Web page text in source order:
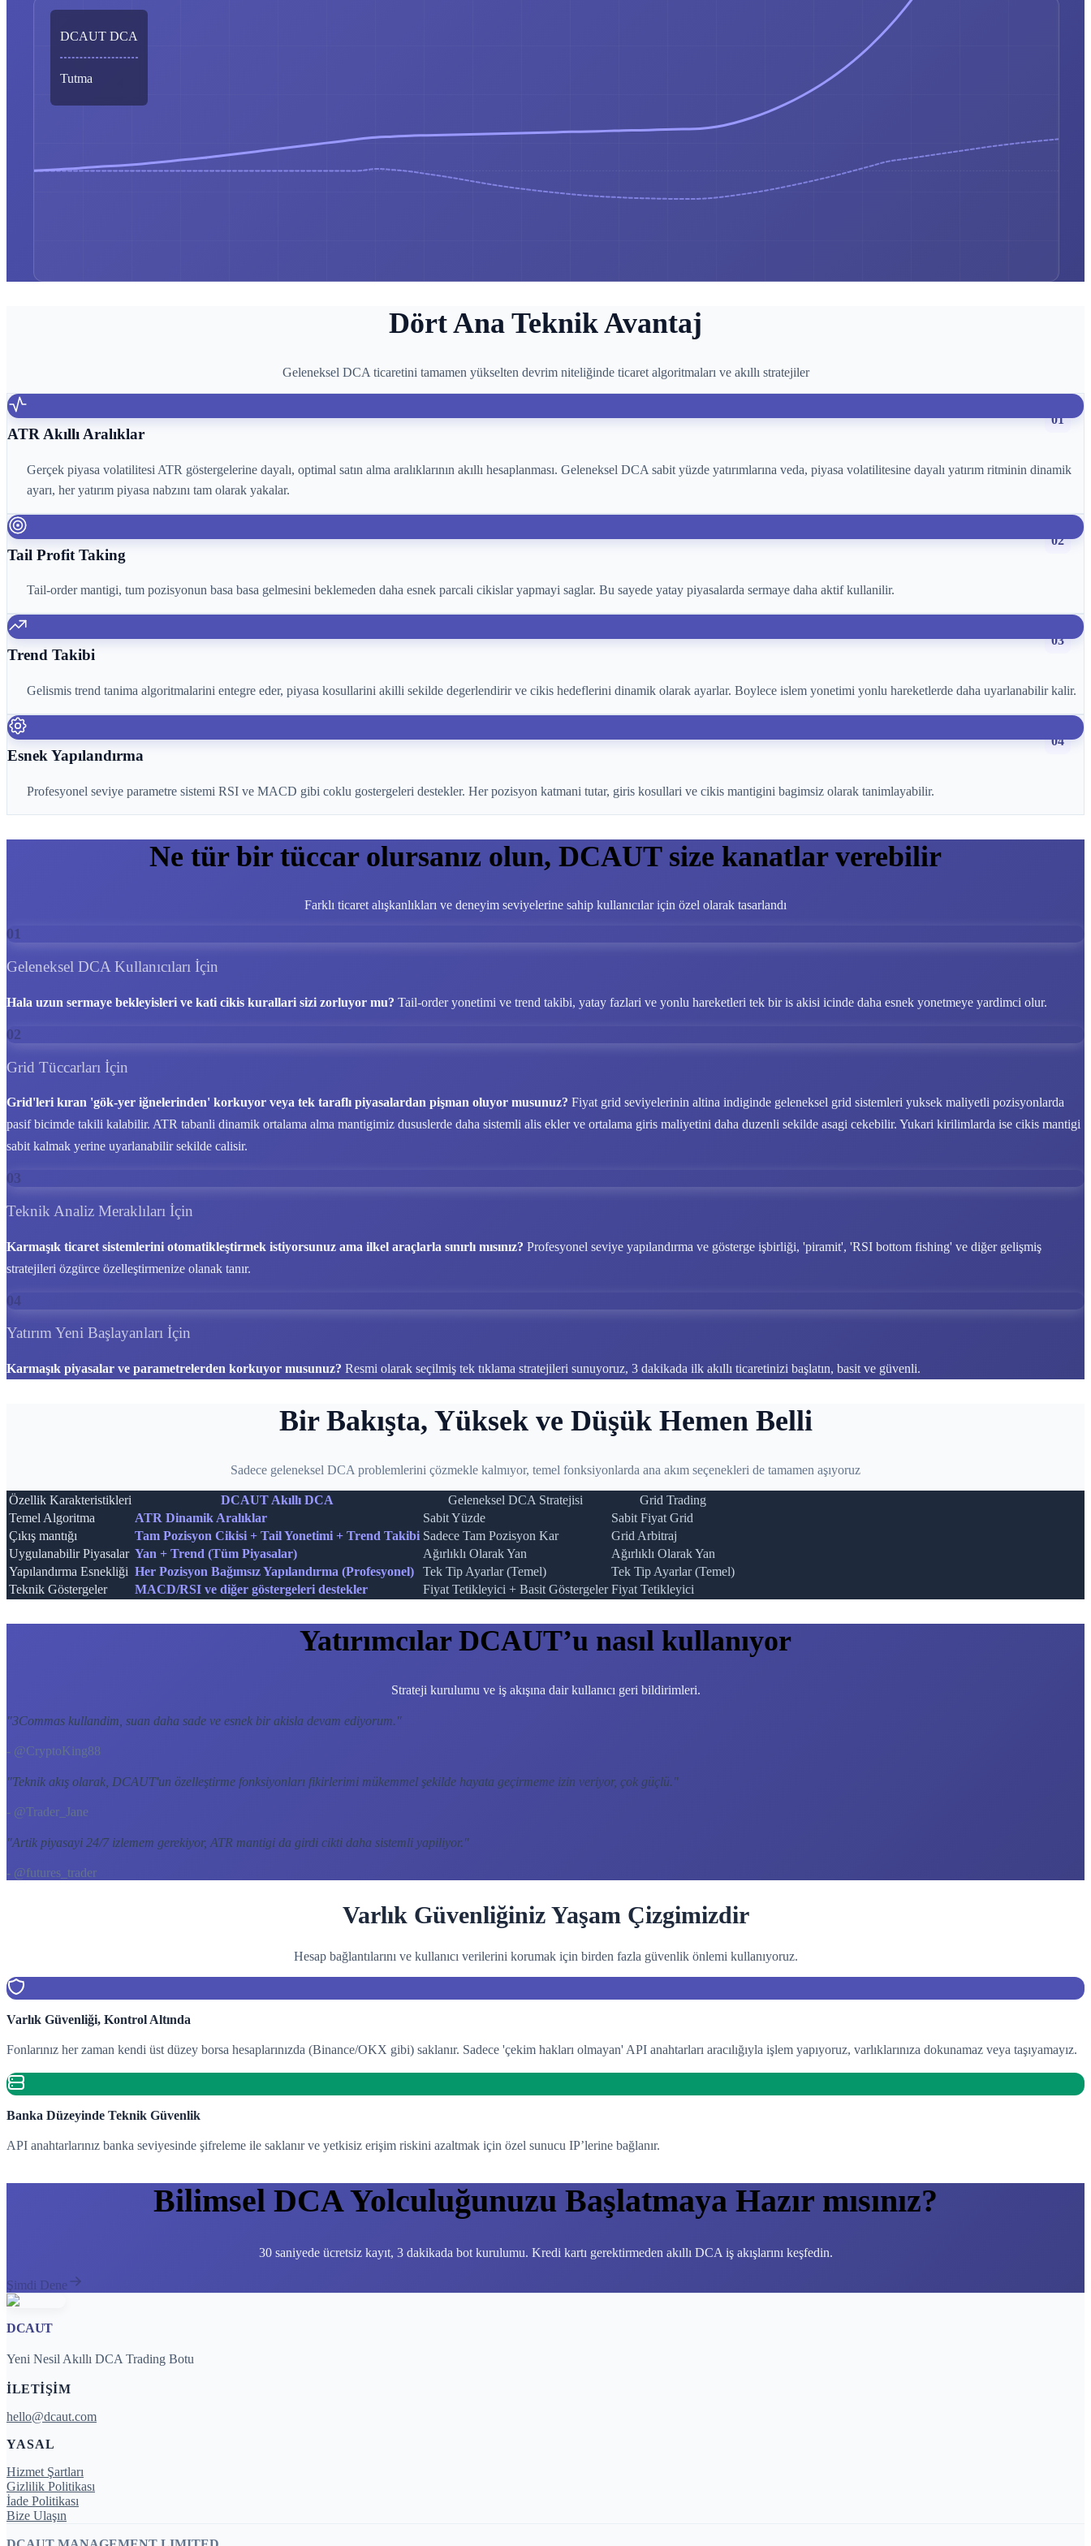
DCAUT DCA
Tutma
Dört Ana Teknik Avantaj
Geleneksel DCA ticaretini tamamen yükselten devrim niteliğinde ticaret algoritmaları ve akıllı stratejiler
01
ATR Akıllı Aralıklar
Gerçek piyasa volatilitesi ATR göstergelerine dayalı, optimal satın alma aralıklarının akıllı hesaplanması. Geleneksel DCA sabit yüzde yatırımlarına veda, piyasa volatilitesine dayalı yatırım ritminin dinamik
ayarı, her yatırım piyasa nabzını tam olarak yakalar.
02
Tail Profit Taking
Tail-order mantigi, tum pozisyonun basa basa gelmesini beklemeden daha esnek parcali cikislar yapmayi saglar. Bu sayede yatay piyasalarda sermaye daha aktif kullanilir.
03
Trend Takibi
Gelismis trend tanima algoritmalarini entegre eder, piyasa kosullarini akilli sekilde degerlendirir ve cikis hedeflerini dinamik olarak ayarlar. Boylece islem yonetimi yonlu hareketlerde daha uyarlanabilir kalir.
04
Esnek Yapılandırma
Profesyonel seviye parametre sistemi RSI ve MACD gibi coklu gostergeleri destekler. Her pozisyon katmani tutar, giris kosullari ve cikis mantigini bagimsiz olarak tanimlayabilir.
Ne tür bir tüccar olursanız olun, DCAUT size kanatlar verebilir
Farklı ticaret alışkanlıkları ve deneyim seviyelerine sahip kullanıcılar için özel olarak tasarlandı
01
Geleneksel DCA Kullanıcıları İçin
Hala uzun sermaye bekleyisleri ve kati cikis kurallari sizi zorluyor mu? Tail-order yonetimi ve trend takibi, yatay fazlari ve yonlu hareketleri tek bir is akisi icinde daha esnek yonetmeye yardimci olur.
02
Grid Tüccarları İçin
Grid'leri kıran 'gök-yer iğnelerinden' korkuyor veya tek taraflı piyasalardan pişman oluyor musunuz? Fiyat grid seviyelerinin altina indiginde geleneksel grid sistemleri yuksek maliyetli pozisyonlarda
pasif bicimde takili kalabilir. ATR tabanli dinamik ortalama alma mantigimiz dususlerde daha sistemli alis ekler ve ortalama giris maliyetini daha duzenli sekilde asagi cekebilir. Yukari kirilimlarda ise cikis mantigi
sabit kalmak yerine uyarlanabilir sekilde calisir.
03
Teknik Analiz Meraklıları İçin
Karmaşık ticaret sistemlerini otomatikleştirmek istiyorsunuz ama ilkel araçlarla sınırlı mısınız? Profesyonel seviye yapılandırma ve gösterge işbirliği, 'piramit', 'RSI bottom fishing' ve diğer gelişmiş
stratejileri özgürce özelleştirmenize olanak tanır.
04
Yatırım Yeni Başlayanları İçin
Karmaşık piyasalar ve parametrelerden korkuyor musunuz? Resmi olarak seçilmiş tek tıklama stratejileri sunuyoruz, 3 dakikada ilk akıllı ticaretinizi başlatın, basit ve güvenli.
Bir Bakışta, Yüksek ve Düşük Hemen Belli
Sadece geleneksel DCA problemlerini çözmekle kalmıyor, temel fonksiyonlarda ana akım seçenekleri de tamamen aşıyoruz
Özellik Karakteristikleri DCAUT Akıllı DCA Geleneksel DCA Stratejisi
Grid Trading
Temel Algoritma
ATR Dinamik Aralıklar Sabit Yüzde
Sabit Fiyat Grid
Çıkış mantığı
Tam Pozisyon Cikisi + Tail Yonetimi + Trend Takibi Sadece Tam Pozisyon Kar
Grid Arbitraj
Uygulanabilir Piyasalar Yan + Trend (Tüm Piyasalar) Ağırlıklı Olarak Yan
Ağırlıklı Olarak Yan
Yapılandırma Esnekliği Her Pozisyon Bağımsız Yapılandırma (Profesyonel) Tek Tip Ayarlar (Temel)
Tek Tip Ayarlar (Temel)
Teknik Göstergeler
MACD/RSI ve diğer göstergeleri destekler Fiyat Tetikleyici + Basit Göstergeler Fiyat Tetikleyici
Yatırımcılar DCAUT’u nasıl kullanıyor
Strateji kurulumu ve iş akışına dair kullanıcı geri bildirimleri.
"3Commas kullandim, suan daha sade ve esnek bir akisla devam ediyorum."
- @CryptoKing88
"Teknik akış olarak, DCAUT'un özelleştirme fonksiyonları fikirlerimi mükemmel şekilde hayata geçirmeme izin veriyor, çok güçlü."
- @Trader_Jane
"Artik piyasayi 24/7 izlemem gerekiyor, ATR mantigi da girdi cikti daha sistemli yapiliyor."
- @futures_trader
Varlık Güvenliğiniz Yaşam Çizgimizdir
Hesap bağlantılarını ve kullanıcı verilerini korumak için birden fazla güvenlik önlemi kullanıyoruz.
Varlık Güvenliği, Kontrol Altında
Fonlarınız her zaman kendi üst düzey borsa hesaplarınızda (Binance/OKX gibi) saklanır. Sadece 'çekim hakları olmayan' API anahtarları aracılığıyla işlem yapıyoruz, varlıklarınıza dokunamaz veya taşıyamayız.
Banka Düzeyinde Teknik Güvenlik
API anahtarlarınız banka seviyesinde şifreleme ile saklanır ve yetkisiz erişim riskini azaltmak için özel sunucu IP’lerine bağlanır.
Bilimsel DCA Yolculuğunuzu Başlatmaya Hazır mısınız?
30 saniyede ücretsiz kayıt, 3 dakikada bot kurulumu. Kredi kartı gerektirmeden akıllı DCA iş akışlarını keşfedin.
Şimdi Dene
DCAUT
Yeni Nesil Akıllı DCA Trading Botu
İLETIŞIM
hello@dcaut.com
YASAL
Hizmet Şartları
Gizlilik Politikası
İade Politikası
Bize Ulaşın